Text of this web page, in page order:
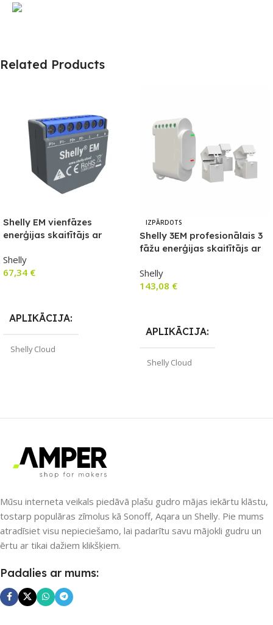
Related Products
Shelly EM vienfāzes
enerģijas skaitītājs ar
Shelly
67,34 €
APLIKĀCIJA
Shelly Cloud
SAVIENOJUMS Wi-Fi
PIEEJAMS UZREIZ
SKAITS
1
IZPĀRDOTS
Shelly 3EM profesionālais 3
fāžu enerģijas skaitītājs ar
Shelly
143,08 €
APLIKĀCIJA
Shelly Cloud
Nē
UZREIZ PIEEJAMAIS
Mūsu interneta veikals piedāvā plašu gudro mājas iekārtu klāstu,
tostarp populāras zīmolus kā Sonoff, Aqara un Shelly. Pie mums
atradīsiet visu nepieciešamo, lai padarītu savu mājokli gudru un
ērtu ar tikai dažiem klikšķiem.
Padalies ar mums: